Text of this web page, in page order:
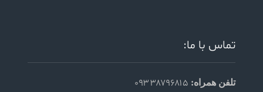
تماس با ما:
تلفن همراه: ۰۹۳۳۸۷۹۶۸۱۵